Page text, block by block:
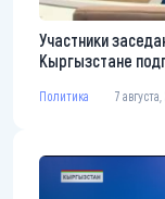
Участники
Кыргызстане
Политика 7 августа,